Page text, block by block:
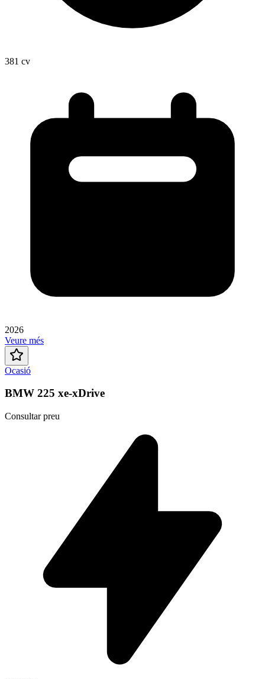
381 cv
2026
Veure més
Ocasió
BMW 225 xe-xDrive
Consultar preu